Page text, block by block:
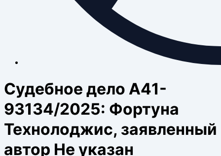
Судебное дело А41-
93134/2025: Фортуна
Технолоджис, заявленный
автор Не указан